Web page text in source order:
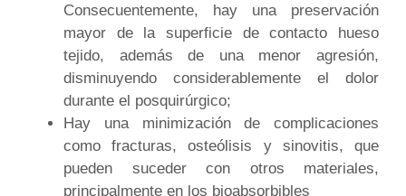
Consecuentemente, hay una preservación
mayor de la superficie de contacto hueso
tejido, además de una menor agresión,
disminuyendo considerablemente el dolor
durante el posquirúrgico;
Hay una minimización de complicaciones
como fracturas, osteólisis y sinovitis, que
pueden suceder con otros materiales,
principalmente en los bioabsorbibles